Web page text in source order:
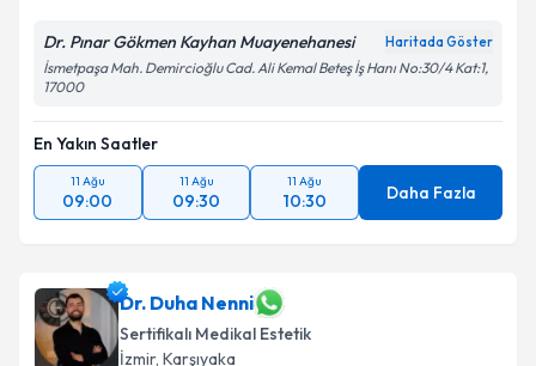
Dr. Pınar Gökmen Kayhan Muayenehanesi Haritada Göster
İsmetpaşa Mah. Demircioğlu Cad. Ali Kemal Beteş İş Hanı No:30/4 Kat:1,
17000
En Yakın Saatler
11 Ağu
09:00
11 Ağu
09:30
11 Ağu
10:30 Daha Fazla
Dr. Duha Nenni
Sertifikalı Medikal Estetik
İzmir, Karşıyaka